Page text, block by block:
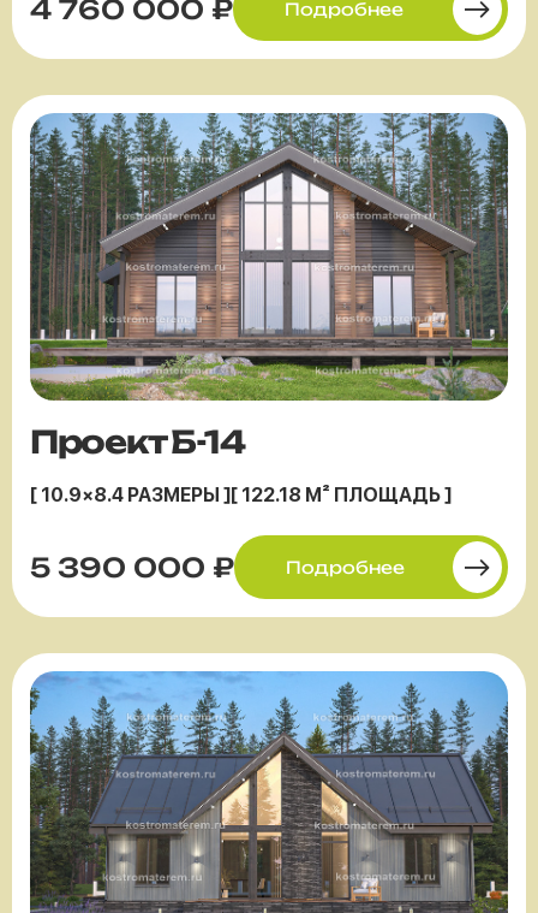
4 760 000 ₽ Подробнее
Проект Б-14
[ 10.9×8.4 РАЗМЕРЫ ] [ 122.18 М² ПЛОЩАДЬ ]
5 390 000 ₽ Подробнее